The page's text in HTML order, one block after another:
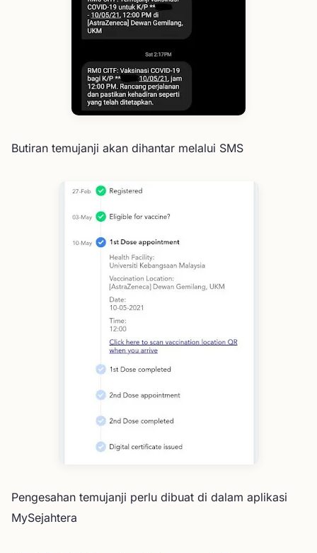
Butiran temujanji akan dihantar melalui SMS
Pengesahan temujanji perlu dibuat di dalam aplikasi
MySejahtera